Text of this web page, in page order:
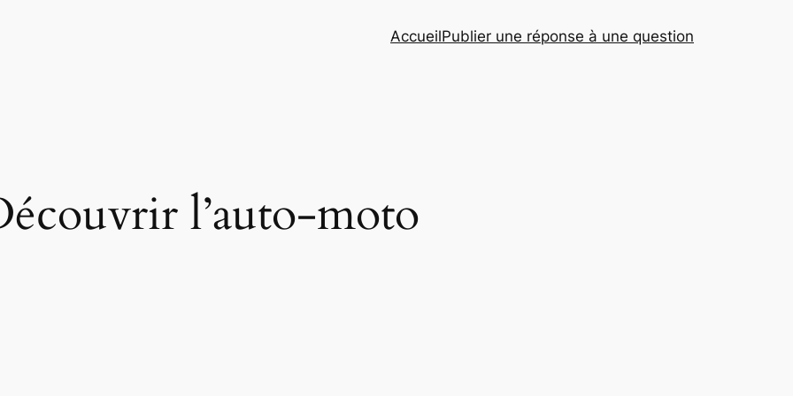
AccueilPublier une réponse à une question
l’auto-moto